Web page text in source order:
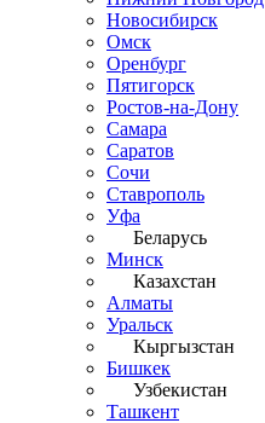
Новосибирск
Омск
Оренбург
Пятигорск
Ростов-на-Дону
Самара
Саратов
Сочи
Ставрополь
Уфа
Беларусь
Минск
Казахстан
Алматы
Уральск
Кыргызстан
Бишкек
Узбекистан
Ташкент